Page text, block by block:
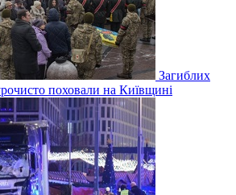
Загиблих
поховали на Київщині